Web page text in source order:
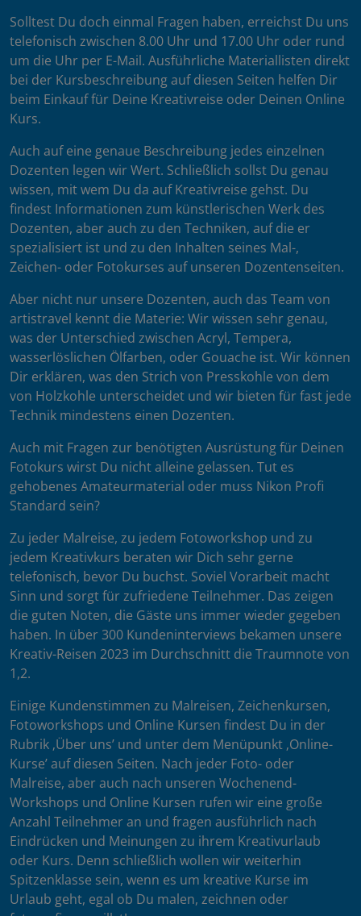
Solltest Du doch einmal Fragen haben, erreichst Du uns
telefonisch zwischen 8.00 Uhr und 17.00 Uhr oder rund
um die Uhr per E-Mail. Ausführliche Materiallisten direkt
bei der Kursbeschreibung auf diesen Seiten helfen Dir
beim Einkauf für Deine Kreativreise oder Deinen Online
Kurs.
Auch auf eine genaue Beschreibung jedes einzelnen
Dozenten legen wir Wert. Schließlich sollst Du genau
wissen, mit wem Du da auf Kreativreise gehst. Du
findest Informationen zum künstlerischen Werk des
Dozenten, aber auch zu den Techniken, auf die er
spezialisiert ist und zu den Inhalten seines Mal-,
Zeichen- oder Fotokurses auf unseren Dozentenseiten.
Aber nicht nur unsere Dozenten, auch das Team von
artistravel kennt die Materie: Wir wissen sehr genau,
was der Unterschied zwischen Acryl, Tempera,
wasserlöslichen Ölfarben, oder Gouache ist. Wir können
Dir erklären, was den Strich von Presskohle von dem
von Holzkohle unterscheidet und wir bieten für fast jede
Technik mindestens einen Dozenten.
Auch mit Fragen zur benötigten Ausrüstung für Deinen
Fotokurs wirst Du nicht alleine gelassen. Tut es
gehobenes Amateurmaterial oder muss Nikon Profi
Standard sein?
Zu jeder Malreise, zu jedem Fotoworkshop und zu
jedem Kreativkurs beraten wir Dich sehr gerne
telefonisch, bevor Du buchst. Soviel Vorarbeit macht
Sinn und sorgt für zufriedene Teilnehmer. Das zeigen
die guten Noten, die Gäste uns immer wieder gegeben
haben. In über 300 Kundeninterviews bekamen unsere
Kreativ-Reisen 2023 im Durchschnitt die Traumnote von
1,2.
Einige Kundenstimmen zu Malreisen, Zeichenkursen,
Fotoworkshops und Online Kursen findest Du in der
Rubrik ‚Über uns’ und unter dem Menüpunkt ‚Online-
Kurse’ auf diesen Seiten. Nach jeder Foto- oder
Malreise, aber auch nach unseren Wochenend-
Workshops und Online Kursen rufen wir eine große
Anzahl Teilnehmer an und fragen ausführlich nach
Eindrücken und Meinungen zu ihrem Kreativurlaub
oder Kurs. Denn schließlich wollen wir weiterhin
Spitzenklasse sein, wenn es um kreative Kurse im
Urlaub geht, egal ob Du malen, zeichnen oder